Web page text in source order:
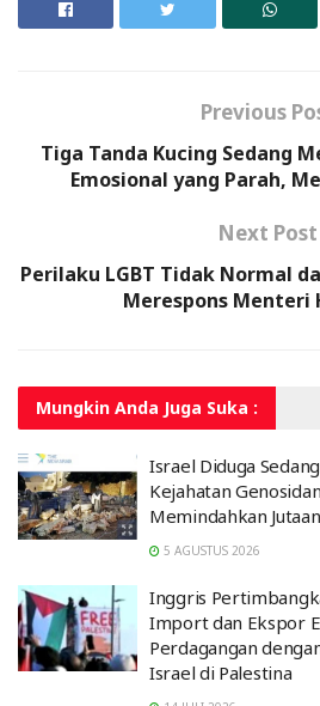
Previous
Tiga Tanda Kucing Sedang
Emosional yang Parah,
Next Post
Perilaku LGBT Tidak Normal
Merespons Menteri
Mungkin Anda Juga Suka :
Israel Diduga
Kejahatan
Memindahkan
5 AGUSTUS 2026
Inggris
Import dan Ekspor
Perdagangan
Israel di Palestina